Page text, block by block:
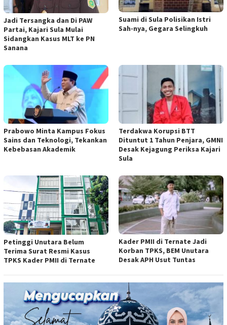
Jadi Tersangka dan Di PAW
Partai, Kajari Sula Mulai
Sidangkan Kasus MLT ke PN
Sanana
Suami di Sula Polisikan Istri
Sah-nya, Gegara Selingkuh
Prabowo Minta Kampus Fokus
Sains dan Teknologi, Tekankan
Kebebasan Akademik
Terdakwa Korupsi BTT
Dituntut 1 Tahun Penjara, GMNI
Desak Kejagung Periksa Kajari
Sula
Petinggi Unutara Belum
Terima Surat Resmi Kasus
TPKS Kader PMII di Ternate
Kader PMII di Ternate Jadi
Korban TPKS, BEM Unutara
Desak APH Usut Tuntas